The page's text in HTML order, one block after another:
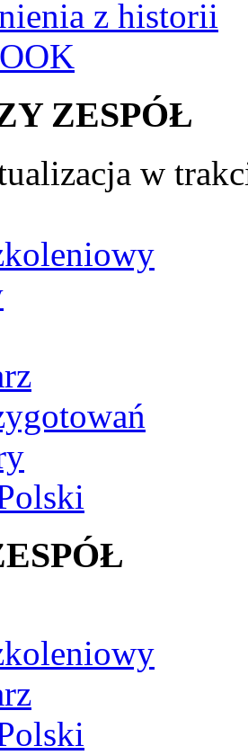
z historii
ZESPÓŁ
w